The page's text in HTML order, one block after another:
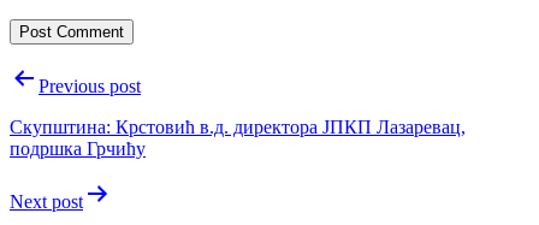
PostPrevious post
Скупштина: Крстовић в.д. директора ЈПКП Лазаревац,
подршка Грчићу
Next post